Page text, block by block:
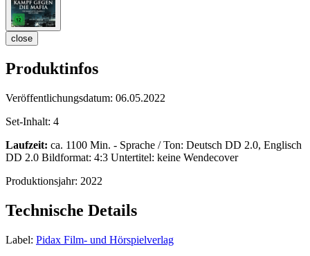
close
Produktinfos
Veröffentlichungsdatum: 06.05.2022
Set-Inhalt: 4
Laufzeit: ca. 1100 Min. - Sprache / Ton: Deutsch DD 2.0, Englisch
DD 2.0 Bildformat: 4:3 Untertitel: keine Wendecover
Produktionsjahr: 2022
Technische Details
Label: Pidax Film- und Hörspielverlag